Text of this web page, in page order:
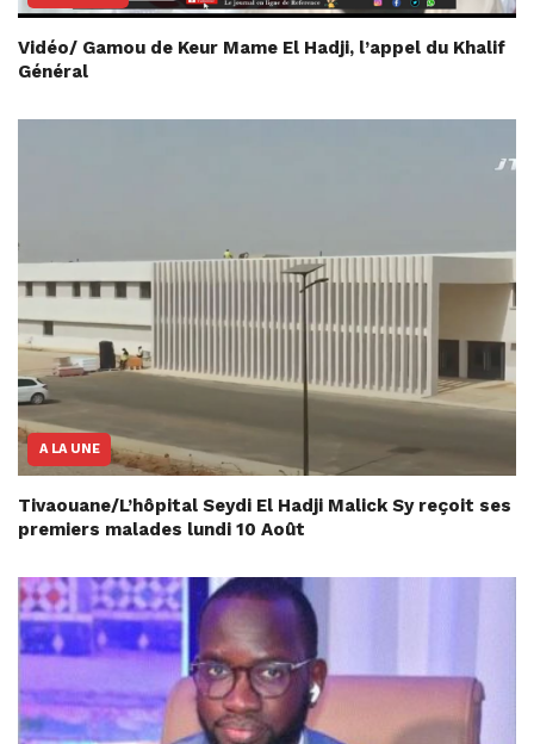
Vidéo/ Gamou de Keur Mame El Hadji, l’appel du Khalif
Général
A LA UNE
Tivaouane/L’hôpital Seydi El Hadji Malick Sy reçoit ses
premiers malades lundi 10 Août